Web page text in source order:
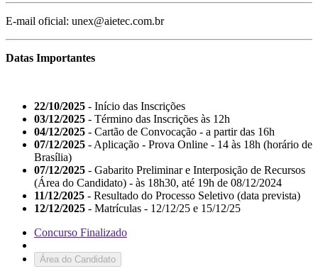
E-mail oficial: unex@aietec.com.br
Datas Importantes
22/10/2025 - Início das Inscrições
03/12/2025 - Término das Inscrições às 12h
04/12/2025 - Cartão de Convocação - a partir das 16h
07/12/2025 - Aplicação - Prova Online - 14 às 18h (horário de
Brasília)
07/12/2025 - Gabarito Preliminar e Interposição de Recursos
(Área do Candidato) - às 18h30, até 19h de 08/12/2024
11/12/2025 - Resultado do Processo Seletivo (data prevista)
12/12/2025 - Matrículas - 12/12/25 e 15/12/25
Concurso Finalizado
Área do Candidato